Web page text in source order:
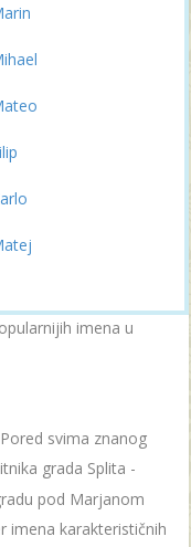
imena u
svima znanog
grada Splita -
pod Marjanom
imena karakterističnih